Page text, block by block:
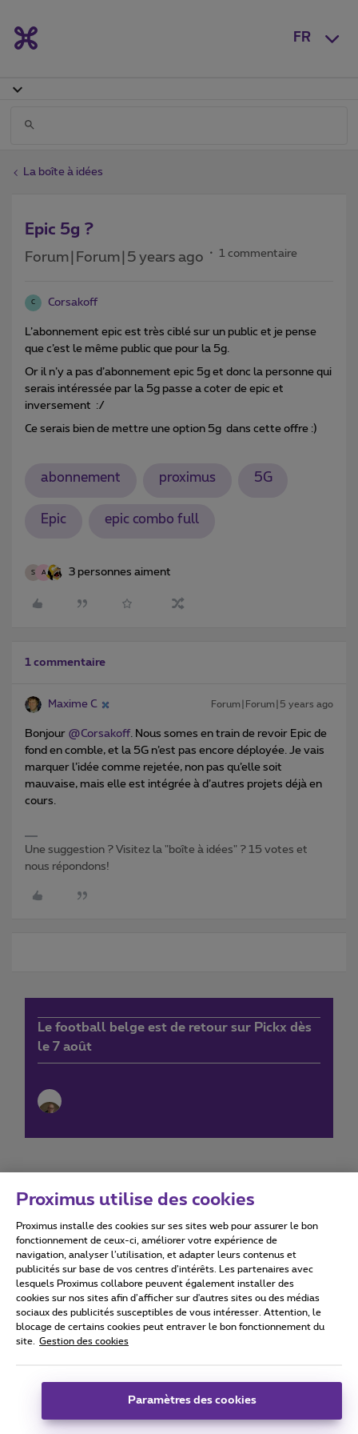
FR
La boîte à idées
Epic 5g ?
Forum|Forum|5 years ago 1 commentaire
C Corsakoff
L’abonnement epic est très ciblé sur un public et je pense
que c’est le même public que pour la 5g.
Or il n’y a pas d’abonnement epic 5g et donc la personne qui
serais intéressée par la 5g passe a coter de epic et
inversement :/
Ce serais bien de mettre une option 5g dans cette offre :)
abonnement proximus 5G
Epic epic combo full
S A 3 personnes aiment
1 commentaire
Maxime C Forum|Forum|5 years ago
Bonjour @Corsakoff. Nous somes en train de revoir Epic de
fond en comble, et la 5G n’est pas encore déployée. Je vais
marquer l’idée comme rejetée, non pas qu’elle soit
mauvaise, mais elle est intégrée à d’autres projets déjà en
cours.
Une suggestion ? Visitez la "boîte à idées" ? 15 votes et
nous répondons!
Le football belge est de retour sur Pickx dès
le 7 août
Conditions d'utilisation Accessibility statement
Tous droits réservés. © 2026
Conditions générales, info consommateur
Coordonnées de l’entreprise
Boulevard du Roi Albert II 27 - B-1030 Bruxelles.
Proximus utilise des cookies
Proximus installe des cookies sur ses sites web pour assurer le bon
fonctionnement de ceux-ci, améliorer votre expérience de
navigation, analyser l’utilisation, et adapter leurs contenus et
publicités sur base de vos centres d’intérêts. Les partenaires avec
lesquels Proximus collabore peuvent également installer des
cookies sur nos sites afin d’afficher sur d'autres sites ou des médias
sociaux des publicités susceptibles de vous intéresser. Attention, le
blocage de certains cookies peut entraver le bon fonctionnement du
site.
Gestion des cookies
Paramètres des cookies